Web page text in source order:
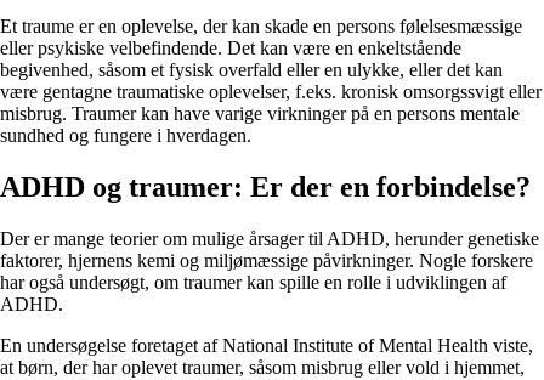
Et traume er en oplevelse, der kan skade en persons følelsesmæssige
eller psykiske velbefindende. Det kan være en enkeltstående
begivenhed, såsom et fysisk overfald eller en ulykke, eller det kan
være gentagne traumatiske oplevelser, f.eks. kronisk omsorgssvigt eller
misbrug. Traumer kan have varige virkninger på en persons mentale
sundhed og fungere i hverdagen.
ADHD og traumer: Er der en forbindelse?
Der er mange teorier om mulige årsager til ADHD, herunder genetiske
faktorer, hjernens kemi og miljømæssige påvirkninger. Nogle forskere
har også undersøgt, om traumer kan spille en rolle i udviklingen af
ADHD.
En undersøgelse foretaget af National Institute of Mental Health viste,
at børn, der har oplevet traumer, såsom misbrug eller vold i hjemmet,